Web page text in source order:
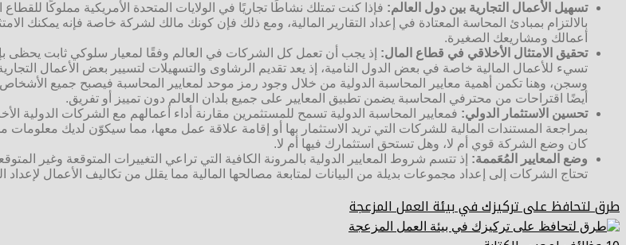
تسهيل الأعمال التجارية بين دول العالم: فإذا كنت تمتلك نشاطًا تجاريًا في الولايات المتحدة الأمريكية مملوكًا
بالالتزام بمبادئ المحاسة المعتادة في إعداد التقارير المالية، ومع ذلك فإن كونك مالك لشركة خاصة فإنه يمكنك
أعمالك ومشاريعك الصغيرة.
تحقيق الامتثال الأخلاقي في قطاع المال: إذ يجب أن تعمل كل الشركات في العالم وفقًا لمعيار سلوكي ثابت يحظى
تسيء للأعمال المالية خاصة في بعض الدول النامية، إذ يعد تقديم الرشاوى والتسهيلات لتسيير بعض الأعمال
وسجن، وهنا تكمن أهمية معايير المحاسبة الدولية من خلال وجود رمز موحد لمعايير المحاسبة فيصبح جميع
أيضًا اقتراحات من محترفي المحاسبة يضمن تطبيق المعايير على جميع بلدان العالم دون تمييز أو تفريق.
تحسين الاستثمار الدولي: فمعايير المحاسبة الدولية تسمح للمستثمرين مقارنة أداء أعمالهم مع الشركات الدولية
بمراجعة المستندات المالية للشركات التي تريد الاستثمار بها أو إقامة علاقة عمل معها، مما سيكوّن لديك
كان وضع الشركة قوي أم لا، وهل تستحق استثمارك فيها أم لا.
وضع المعايير المُعَممة: إذ تتسم شروط المعايير الدولية بالمرونة الكافية التي تراعي التغييرات المتوقعة وغير
تحتاج الشركات إلى إعداد مجموعات بديلة من البيانات لمتابعة مصالحها المالية مما يقلل من تكاليف الأعمال لإعداد
طرق لتحافظ على تركيزك في بيئة العمل المزعجة